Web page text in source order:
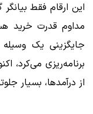
این ارقام فقط
مداوم قدرت خرید
جایگزینی یک
برنامه‌ریزی می‌کرد،
از درآمدها، بسیار